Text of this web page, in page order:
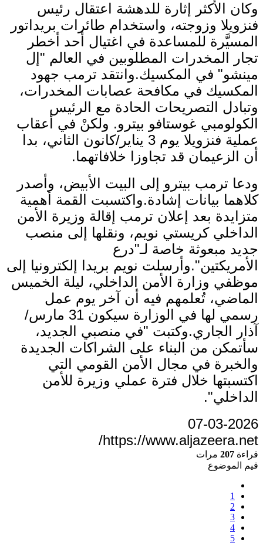
وكان الأكثر إثارة للدهشة اعتقال رئيس
فنزويلا وزوجته، واستخدام طائرات بريداتور
المسيَّرة للمساعدة في اغتيال أحد أخطر
تجار المخدرات المطلوبين في العالم "إل
مينشو" في المكسيك.وانتقد ترمب جهود
المكسيك في مكافحة عصابات المخدرات،
وتبادل التصريحات الحادة مع الرئيس
الكولومبي غوستافو بيترو. ولكنْ في أعقاب
عملية فنزويلا يوم 3 يناير/كانون الثاني، بدا
أن الزعيمان قد تجاوزا خلافاتهما.
ودعا ترمب بيترو إلى البيت الأبيض، وأصدر
كلاهما بيانات إشادة.واكتسبت القمة أهمية
متزايدة بعد إعلان ترمب إقالة وزيرة الأمن
الداخلي كريستي نويم، ونقلها إلى منصب
جديد مبعوثة خاصة لـ"درع
الأمريكتين".وأرسلت نويم بريدا إلكترونيا إلى
موظفي وزارة الأمن الداخلي، ليلة الخميس
الماضي، تُعلمهم فيه أن آخر يوم عمل
رسمي لها في الوزارة سيكون 31 مارس/
آذار الجاري.وكتبت "في منصبي الجديد،
سأتمكن من البناء على الشراكات الجديدة
والخبرة في مجال الأمن القومي التي
اكتسبتها خلال فترة عملي وزيرة للأمن
الداخلي".
07-03-2026
https://www.aljazeera.net/
قراءة 207 مرات
قيم الموضوع
1
2
3
4
5